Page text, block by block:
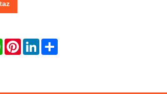
WhatsAppPinterestLinkedInShare